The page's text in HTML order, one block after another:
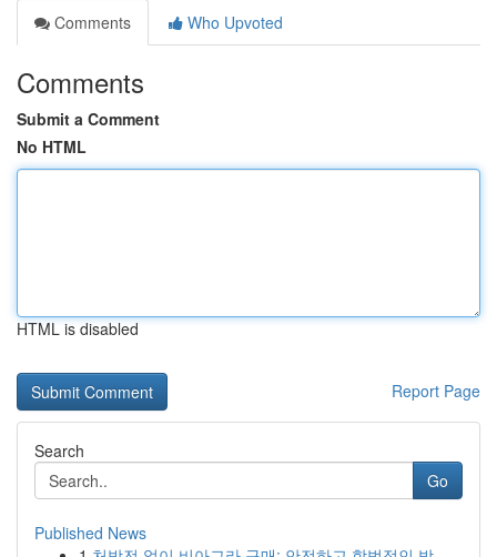
Comments
Who Upvoted
Comments
Submit a Comment
No HTML
HTML is disabled
Report Page
Search
Go
Published News